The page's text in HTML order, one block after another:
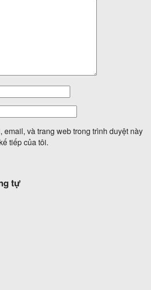
email, và trang web trong trình duyệt này
tiếp của tôi.
tự